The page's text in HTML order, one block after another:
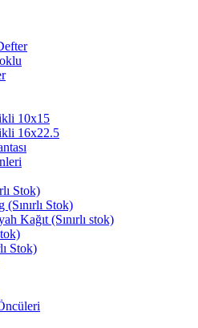
10x15
16x22.5
Stok)
Stok)
Kağıt (Sınırlı stok)
Stok)